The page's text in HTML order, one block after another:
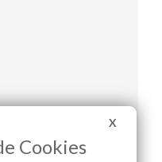
X
Cookies